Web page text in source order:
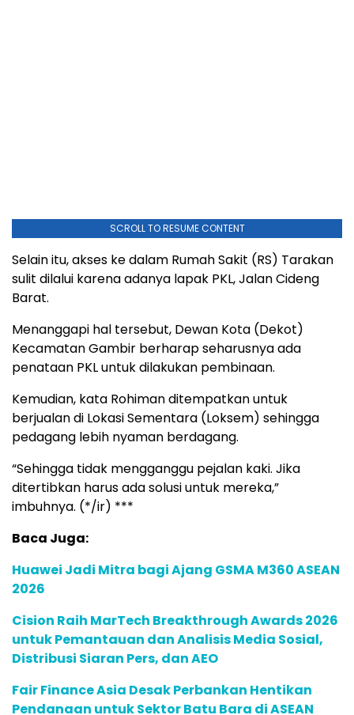
SCROLL TO RESUME CONTENT
Selain itu, akses ke dalam Rumah Sakit (RS) Tarakan
sulit dilalui karena adanya lapak PKL, Jalan Cideng
Barat.
Menanggapi hal tersebut, Dewan Kota (Dekot)
Kecamatan Gambir berharap seharusnya ada
penataan PKL untuk dilakukan pembinaan.
Kemudian, kata Rohiman ditempatkan untuk
berjualan di Lokasi Sementara (Loksem) sehingga
pedagang lebih nyaman berdagang.
“Sehingga tidak mengganggu pejalan kaki. Jika
ditertibkan harus ada solusi untuk mereka,”
imbuhnya. (*/ir) ***
Baca Juga:
Huawei Jadi Mitra bagi Ajang GSMA M360 ASEAN
2026
Cision Raih MarTech Breakthrough Awards 2026
untuk Pemantauan dan Analisis Media Sosial,
Distribusi Siaran Pers, dan AEO
Fair Finance Asia Desak Perbankan Hentikan
Pendanaan untuk Sektor Batu Bara di ASEAN